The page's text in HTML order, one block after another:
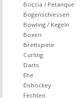
Boccia / Petanque
Bogenschiessen
Bowling / Kegeln
Boxen
Brettspiele
Curling
Darts
Ehe
Eishockey
Fechten